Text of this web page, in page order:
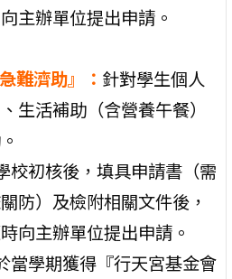
主辦單位提出申請。
難濟助』： 針對學生個人
生活補助（含營養午餐）
校初核後，填具申請書（需
防）及檢附相關文件後，
向主辦單位提出申請。
當學期獲得『行天宮基金會